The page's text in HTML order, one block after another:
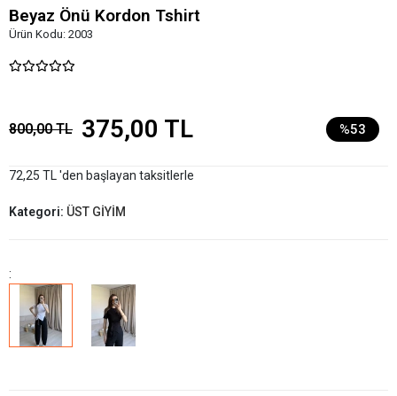
Beyaz Önü Kordon Tshirt
Ürün Kodu: 2003
800,00 TL 375,00 TL %53
72,25 TL 'den başlayan taksitlerle
Kategori: ÜST GİYİM
: